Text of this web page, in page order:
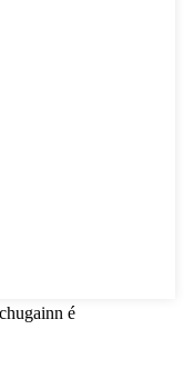
é